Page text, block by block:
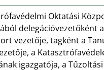
Oktatási
delegációvezetőként
vezetője, tagként a
a
igazgatója, a